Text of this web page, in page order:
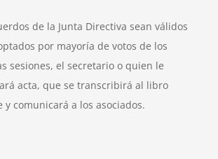
de la Junta Directiva sean válidos
por mayoría de votos de los
sesiones, el secretario o quien le
acta, que se transcribirá al libro
comunicará a los asociados.